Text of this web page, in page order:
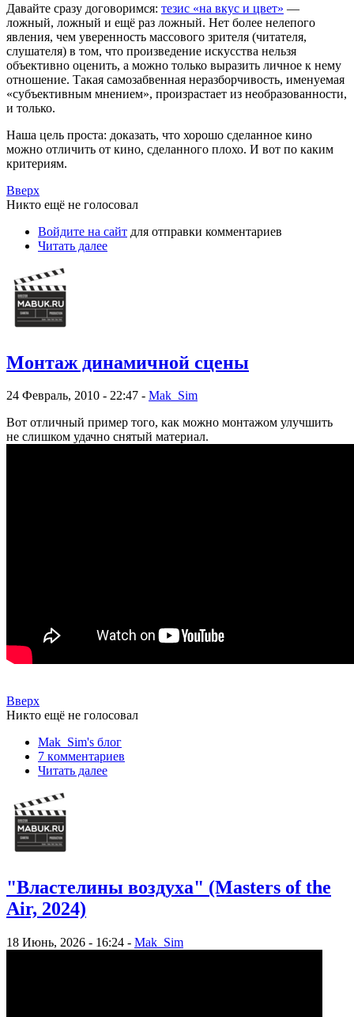
Давайте сразу договоримся: тезис «на вкус и цвет» —
ложный, ложный и ещё раз ложный. Нет более нелепого
явления, чем уверенность массового зрителя (читателя,
слушателя) в том, что произведение искусства нельзя
объективно оценить, а можно только выразить личное к нему
отношение. Такая самозабвенная неразборчивость, именуемая
«субъективным мнением», произрастает из необразованности,
и только.
Наша цель проста: доказать, что хорошо сделанное кино
можно отличить от кино, сделанного плохо. И вот по каким
критериям.
Вверх
Никто ещё не голосовал
Войдите на сайт для отправки комментариев
Читать далее
Монтаж динамичной сцены
24 Февраль, 2010 - 22:47 - Mak_Sim
Вот отличный пример того, как можно монтажом улучшить
не слишком удачно снятый материал.
Вверх
Никто ещё не голосовал
Mak_Sim's блог
7 кoммeнтаpиев
Читать далее
"Властелины воздуха" (Masters of the
Air, 2024)
18 Июнь, 2026 - 16:24 - Mak_Sim